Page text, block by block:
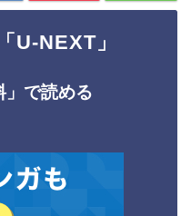
U-NEXT」
」で読める